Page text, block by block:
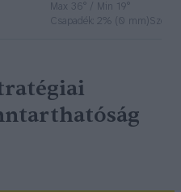
Max 36° / Min 19°
Csapadék: 2% (0 mm)Szél: